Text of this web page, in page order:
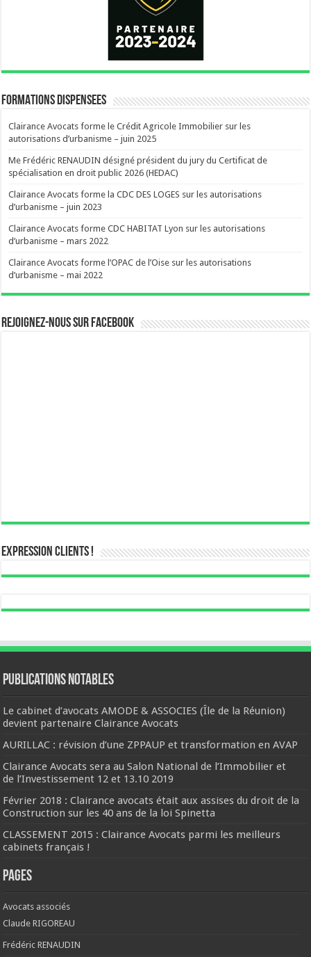
FORMATIONS DISPENSEES
Clairance Avocats forme le Crédit Agricole Immobilier sur les
autorisations d’urbanisme – juin 2025
Me Frédéric RENAUDIN désigné président du jury du Certificat de
spécialisation en droit public 2026 (HEDAC)
Clairance Avocats forme la CDC DES LOGES sur les autorisations
d’urbanisme – juin 2023
Clairance Avocats forme CDC HABITAT Lyon sur les autorisations
d’urbanisme – mars 2022
Clairance Avocats forme l’OPAC de l’Oise sur les autorisations
d’urbanisme – mai 2022
Rejoignez-nous sur Facebook
Expression Clients !
Publications notables
Le cabinet d’avocats AMODE & ASSOCIES (Île de la Réunion)
devient partenaire Clairance Avocats
AURILLAC : révision d’une ZPPAUP et transformation en AVAP
Clairance Avocats sera au Salon National de l’Immobilier et
de l’Investissement 12 et 13.10 2019
Février 2018 : Clairance avocats était aux assises du droit de la
Construction sur les 40 ans de la loi Spinetta
CLASSEMENT 2015 : Clairance Avocats parmi les meilleurs
cabinets français !
Pages
Avocats associés
Claude RIGOREAU
Frédéric RENAUDIN